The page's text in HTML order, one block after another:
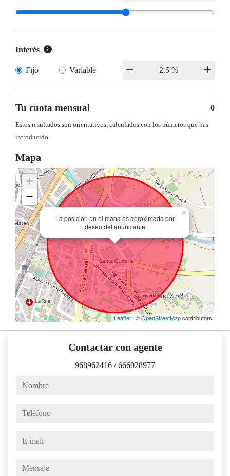
Interés
Fijo Variable
Tu cuota mensual 0
Estos resultados son orientativos, calculados con los números que has
introducido.
Mapa
La posición en el mapa es aproximada por
deseo del anunciante
×
+
−
Leaflet | ©OpenStreetMapcontributors
Contactar con agente
968962416 /666028977
nombre
teléfono
e-mail
mensaje